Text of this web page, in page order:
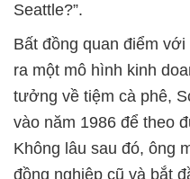
Seattle?”.
Bất đồng quan điểm
ra một mô hình kinh
tưởng về tiệm cà phê,
vào năm 1986 để theo
Không lâu sau đó, ông
đồng nghiệp cũ và bắt